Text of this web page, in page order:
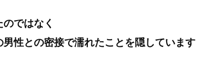
ではなく
性との密接で濡れたことを隠しています